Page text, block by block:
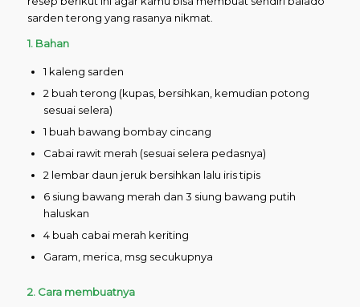
sarden terong yang rasanya nikmat.
1. Bahan
1 kaleng sarden
2 buah terong (kupas, bersihkan, kemudian potong
sesuai selera)
1 buah bawang bombay cincang
Cabai rawit merah (sesuai selera pedasnya)
2 lembar daun jeruk bersihkan lalu iris tipis
6 siung bawang merah dan 3 siung bawang putih
haluskan
4 buah cabai merah keriting
Garam, merica, msg secukupnya
2. Cara membuatnya